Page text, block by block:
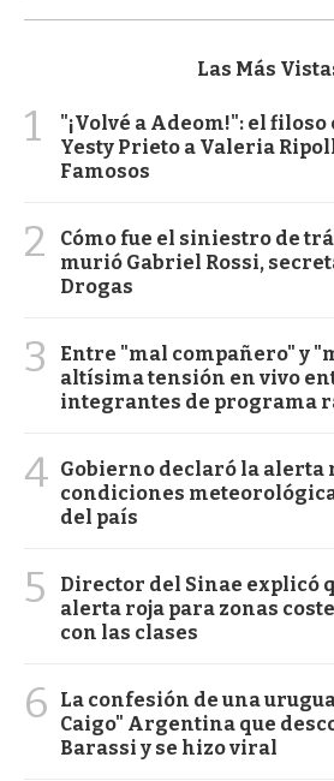
Las Más
1
"¡Volvé a Adeom!": el
Yesty Prieto a Valeria
Famosos
2
Cómo fue el siniestro de
murió Gabriel Rossi,
Drogas
3
Entre "mal compañero" y
altísima tensión en vivo
integrantes de programa
4 Gobierno declaró la alerta
condiciones
del país
5
Director del Sinae explicó
alerta roja para zonas
con las clases
6
La confesión de una
Caigo" Argentina que
Barassi y se hizo viral